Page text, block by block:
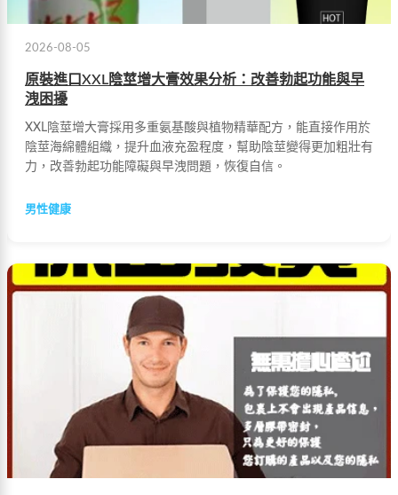
2026-08-05
原裝進口XXL陰莖增大膏效果分析：改善勃起功能與早
洩困擾
XXL陰莖增大膏採用多重氨基酸與植物精華配方，能直接作用於
陰莖海綿體組織，提升血液充盈程度，幫助陰莖變得更加粗壯有
力，改善勃起功能障礙與早洩問題，恢復自信。
男性健康